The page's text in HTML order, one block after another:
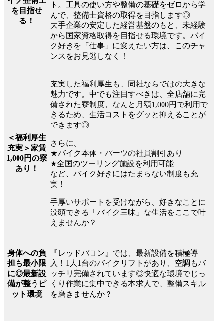
を目指せ
る！
ト。工具の使い方や整備の基礎をゼロから学
んで、整備士資格の取得を目指します◎
大手企業の安定した経営基盤のもと、未経験
から国家資格取得を目指せる環境です。バイ
ク好きを「仕事」に変えたい方は、このチャ
ンスをお見逃しなく！
＜福利厚生
充実＞家賃
1,000円の寮
あり！
充実した福利厚生も、同社ならではの大きな
魅力です。中でも注目すべきは、全店舗に完
備された寮制度。なんと月額1,000円で利用で
きるため、生活コストをグッと抑えることが
できます◎
さらに、
★バイク本体・パーツの社員割引あり
★全国のツーリング施設を利用可能
など、バイク好きにはたまらない制度も充
実！
手厚いサポートを受けながら、好きなことに
没頭できる「バイク三昧」な生活をここで叶
えませんか？
身体への負
担も最小限
に◎最新設
備が整うピ
ット環境
『レッドバロン』では、最新設備を積極導
入！1人1台のバイクリフトがあり、空調もバ
ッチリ完備されています◎快適な環境でじっ
くり作業に集中できる本求人で、整備スキル
を磨きませんか？